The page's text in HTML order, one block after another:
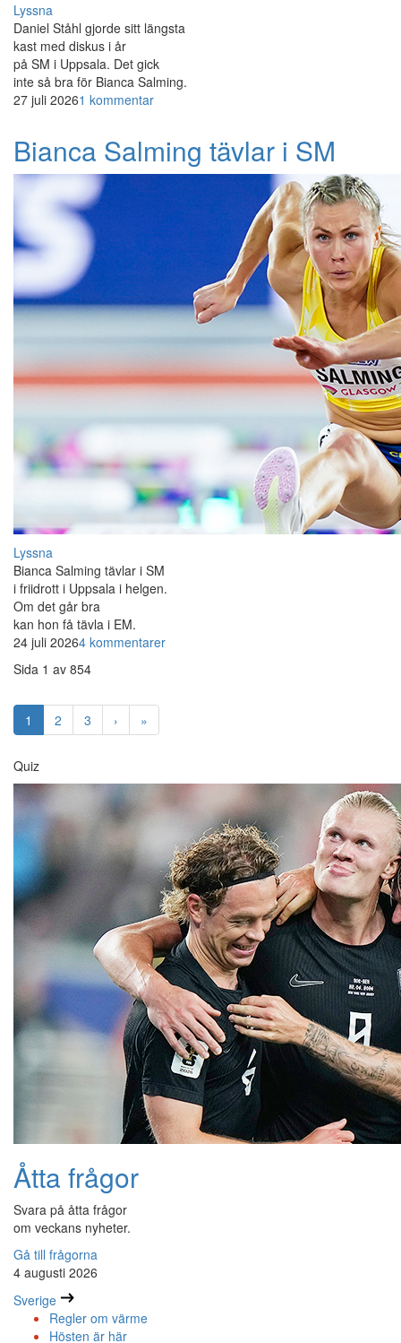
Lyssna
Daniel Ståhl gjorde sitt längsta
kast med diskus i år
på SM i Uppsala. Det gick
inte så bra för Bianca Salming.
27 juli 20261 kommentar
Bianca Salming tävlar i SM
Lyssna
Bianca Salming tävlar i SM
i friidrott i Uppsala i helgen.
Om det går bra
kan hon få tävla i EM.
24 juli 20264 kommentarer
Sida 1 av 854
1 2 3 › »
Quiz
Åtta frågor
Svara på åtta frågor
om veckans nyheter.
Gå till frågorna
4 augusti 2026
Sverige
Regler om värme
Hösten är här